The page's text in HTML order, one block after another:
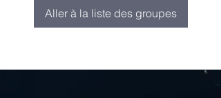
Aller à la liste des groupes